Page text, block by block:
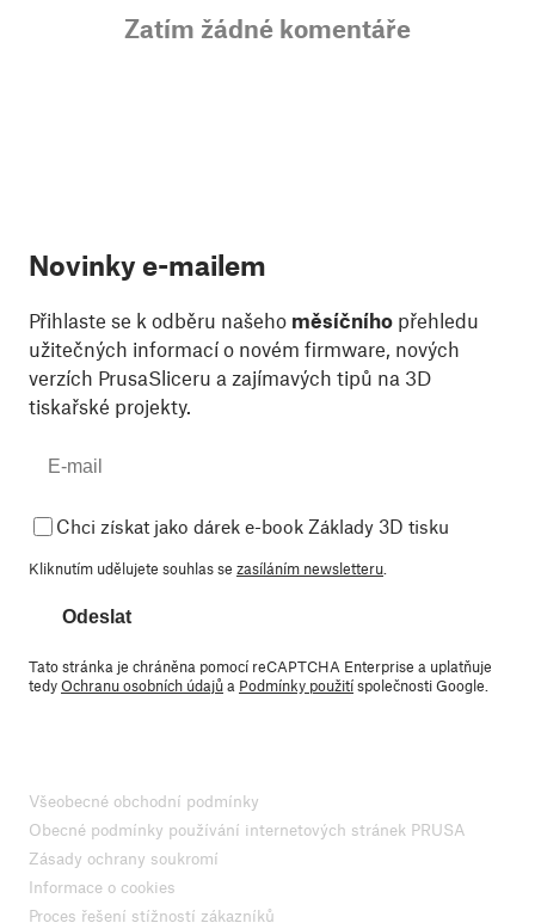
Zatím žádné komentáře
Novinky e-mailem
Přihlaste se k odběru našeho měsíčního přehledu
užitečných informací o novém firmware, nových
verzích PrusaSliceru a zajímavých tipů na 3D
tiskařské projekty.
Chci získat jako dárek e-book Základy 3D tisku
Kliknutím udělujete souhlas se zasíláním newsletteru.
Odeslat
Tato stránka je chráněna pomocí reCAPTCHA Enterprise a uplatňuje
tedyOchranu osobních údajůa Podmínky použitíspolečnosti Google.
Všeobecné obchodní podmínky
Obecné podmínky používání internetových stránek PRUSA
Zásady ochrany soukromí
Informace o cookies
Proces řešení stížností zákazníků